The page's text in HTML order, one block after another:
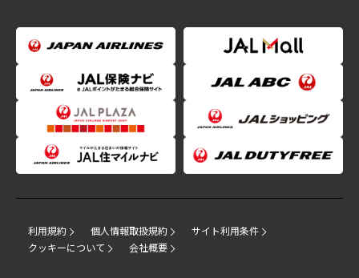
利用規約 個人情報取扱規約
サイト利用条件
クッキーについて
会社概要